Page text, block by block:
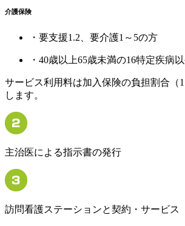
介護保険
・要支援1.2、要介護1～5の方
・40歳以上65歳未満の16特定疾病
サービス利用料は加入保険の負担割合（
します。
主治医による指示書の発行
訪問看護ステーションと契約・サービス